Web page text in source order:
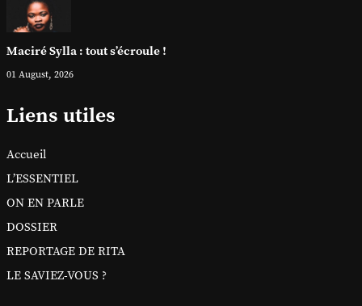
Maciré Sylla : tout s’écroule !
01 August, 2026
Liens utiles
Accueil
L’ESSENTIEL
ON EN PARLE
DOSSIER
REPORTAGE DE RITA
LE SAVIEZ-VOUS ?